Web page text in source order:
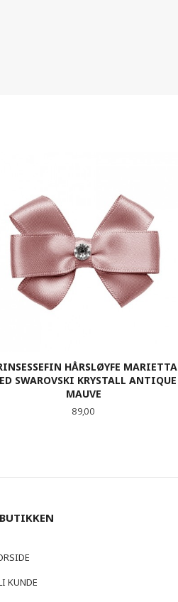
HÅRSLØYFE MARIETTA
SWAROVSKI KRYSTALL ANTIQUE
MAUVE
Pris
89,00
KUNDE